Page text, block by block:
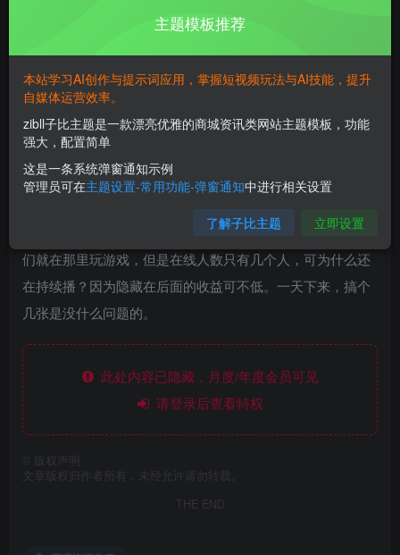
AI无人挂机项目，一个可持续自动化变现收益的玩法，单账
大家刷直播间的时候，是不是经常看到一些游戏直播间，他
们就在那里玩游戏，但是在线人数只有几个人，可为什么还
在持续播？因为隐藏在后面的收益可不低。一天下来，搞个
几张是没什么问题的。
此处内容已隐藏，月度/年度会员可见
请登录后查看特权
版权声明
文章版权归作者所有，未经允许请勿转载。
THE END
主题模板推荐
本站学习AI创作与提示词应用，掌握短视频玩法与AI技能，提升
自媒体运营效率。
zibll子比主题是一款漂亮优雅的商城资讯类网站主题模板，功能
强大，配置简单
这是一条系统弹窗通知示例
管理员可在主题设置-常用功能-弹窗通知中进行相关设置
了解子比主题 立即设置